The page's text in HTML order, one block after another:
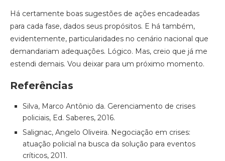
Há certamente boas sugestões de ações encadeadas
para cada fase, dados seus propósitos. E há também,
evidentemente, particularidades no cenário nacional que
demandariam adequações. Lógico. Mas, creio que já me
estendi demais. Vou deixar para um próximo momento.
Referências
Silva, Marco Antônio da. Gerenciamento de crises
policiais, Ed. Saberes, 2016.
Salignac, Angelo Oliveira. Negociação em crises:
atuação policial na busca da solução para eventos
críticos, 2011.